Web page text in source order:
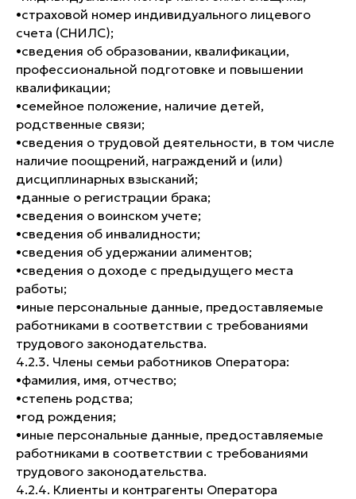
•​страховой номер индивидуального лицевого
счета (СНИЛС);
•​сведения об образовании, квалификации,
профессиональной подготовке и повышении
квалификации;
•​семейное положение, наличие детей,
родственные связи;
•​сведения о трудовой деятельности, в том числе
наличие поощрений, награждений и (или)
дисциплинарных взысканий;
•​данные о регистрации брака;
•​сведения о воинском учете;
•​сведения об инвалидности;
•​сведения об удержании алиментов;
•​сведения о доходе с предыдущего места
работы;
•​иные персональные данные, предоставляемые
работниками в соответствии с требованиями
трудового законодательства.
4.2.3. Члены семьи работников Оператора:
•​фамилия, имя, отчество;
•​степень родства;
•​год рождения;
•​иные персональные данные, предоставляемые
работниками в соответствии с требованиями
трудового законодательства.
4.2.4. Клиенты и контрагенты Оператора